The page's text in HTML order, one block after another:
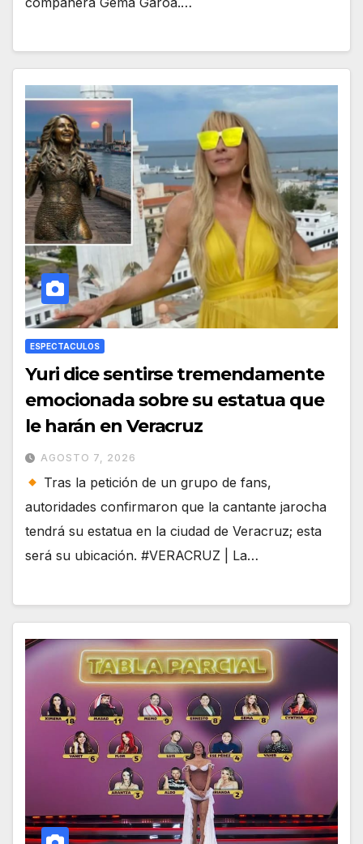
ESPECTACULOS
Yuri dice sentirse tremendamente
emocionada sobre su estatua que
le harán en Veracruz
AGOSTO 7, 2026
Tras la petición de un grupo de fans,
autoridades confirmaron que la cantante jarocha
tendrá su estatua en la ciudad de Veracruz; esta
será su ubicación. #VERACRUZ | La…